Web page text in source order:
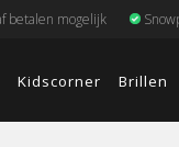
betalen mogelijk
Kidscorner Brillen